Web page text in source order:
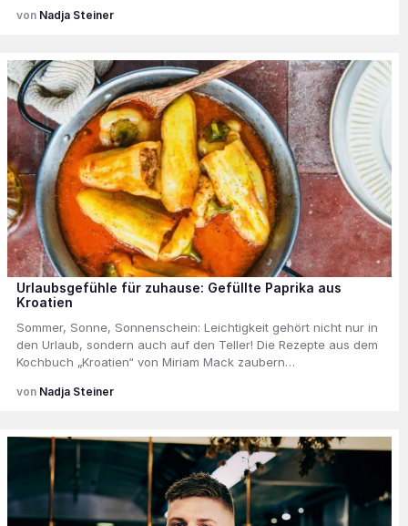
Nadja Steiner
Urlaubsgefühle für zuhause: Gefüllte Paprika aus
Kroatien
Sommer, Sonne, Sonnenschein: Leichtigkeit gehört nicht nur in
den Urlaub, sondern auch auf den Teller! Die Rezepte aus dem
Kochbuch „Kroatien“ von Miriam Mack zaubern…
Nadja Steiner